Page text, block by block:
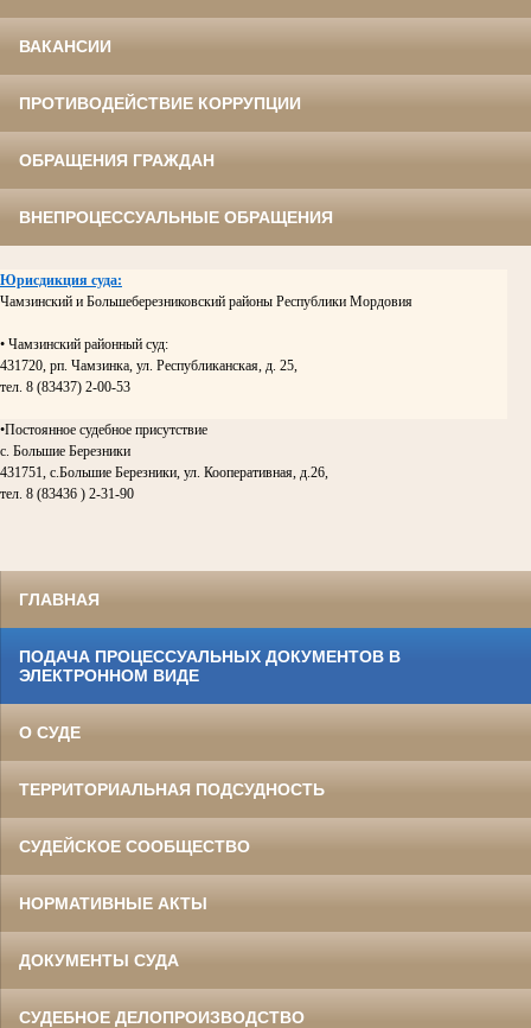
ВАКАНСИИ
ПРОТИВОДЕЙСТВИЕ КОРРУПЦИИ
ОБРАЩЕНИЯ ГРАЖДАН
ВНЕПРОЦЕССУАЛЬНЫЕ ОБРАЩЕНИЯ
Юрисдикция суда:
Чамзинский и Большеберезниковский районы Республики Мордовия
• Чамзинский районный суд:
431720, рп. Чамзинка, ул. Республиканская, д. 25,
тел. 8 (83437) 2-00-53
•Постоянное судебное присутствие
с. Большие Березники
431751, с.Большие Березники, ул. Кооперативная, д.26,
тел. 8 (83436 ) 2-31-90
ГЛАВНАЯ
ПОДАЧА ПРОЦЕССУАЛЬНЫХ ДОКУМЕНТОВ В
ЭЛЕКТРОННОМ ВИДЕ
О СУДЕ
ТЕРРИТОРИАЛЬНАЯ ПОДСУДНОСТЬ
СУДЕЙСКОЕ СООБЩЕСТВО
НОРМАТИВНЫЕ АКТЫ
ДОКУМЕНТЫ СУДА
СУДЕБНОЕ ДЕЛОПРОИЗВОДСТВО